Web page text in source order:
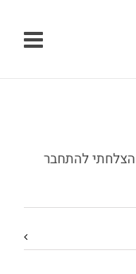
להתחבר